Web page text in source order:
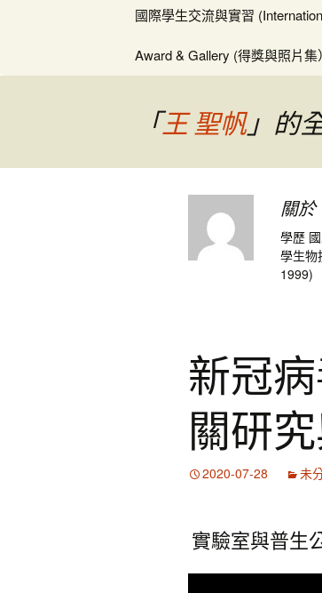
國際學生交流與實習
Award & Gallery (得獎與照片集）
「王 聖帆」的
關於
學歷
學生物
1999)
新冠
關研
2020-07-28 未
實驗室與普生